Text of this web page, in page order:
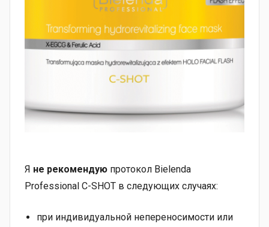
Я не рекомендую протокол Bielenda
Professional C-SHOT в следующих случаях:
при индивидуальной непереносимости или